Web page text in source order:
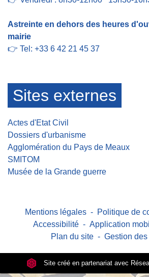
Astreinte en dehors des heures
mairie
👉 Tel: +33 6 42 21 45 37
Sites externes
Actes d'Etat Civil
Dossiers d'urbanisme
Agglomération du Pays de Meaux
SMITOM
Musée de la Grande guerre
Mentions légales - Politique de
Accessibilité - Application
Plan du site - Gestion
Site créé en partenariat avec